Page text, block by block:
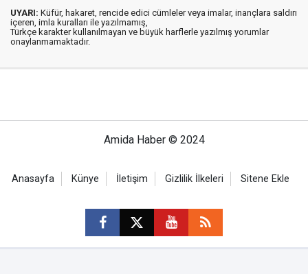
UYARI: Küfür, hakaret, rencide edici cümleler veya imalar, inançlara saldırı
içeren, imla kuralları ile yazılmamış,
Türkçe karakter kullanılmayan ve büyük harflerle yazılmış yorumlar
onaylanmamaktadır.
Amida Haber © 2024
Anasayfa Künye İletişim Gizlilik İlkeleri Sitene Ekle